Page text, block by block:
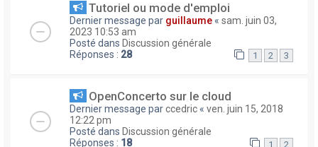
Tutoriel ou mode d'emploi
Dernier message par guillaume « sam. juin 03,
2023 10:53 am
Posté dans Discussion générale
Réponses : 28 1 2 3
OpenConcerto sur le cloud
Dernier message parccedric « ven. juin 15, 2018
12:22 pm
Posté dans Discussion générale
Réponses : 18 1 2